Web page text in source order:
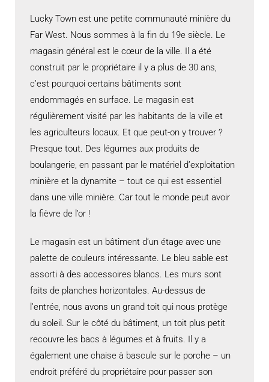
Lucky Town est une petite communauté minière du
Far West. Nous sommes à la fin du 19e siècle. Le
magasin général est le cœur de la ville. Il a été
construit par le propriétaire il y a plus de 30 ans,
c’est pourquoi certains bâtiments sont
endommagés en surface. Le magasin est
régulièrement visité par les habitants de la ville et
les agriculteurs locaux. Et que peut-on y trouver ?
Presque tout. Des légumes aux produits de
boulangerie, en passant par le matériel d’exploitation
minière et la dynamite – tout ce qui est essentiel
dans une ville minière. Car tout le monde peut avoir
la fièvre de l’or !
Le magasin est un bâtiment d’un étage avec une
palette de couleurs intéressante. Le bleu sable est
assorti à des accessoires blancs. Les murs sont
faits de planches horizontales. Au-dessus de
l’entrée, nous avons un grand toit qui nous protège
du soleil. Sur le côté du bâtiment, un toit plus petit
recouvre les bacs à légumes et à fruits. Il y a
également une chaise à bascule sur le porche – un
endroit préféré du propriétaire pour passer son